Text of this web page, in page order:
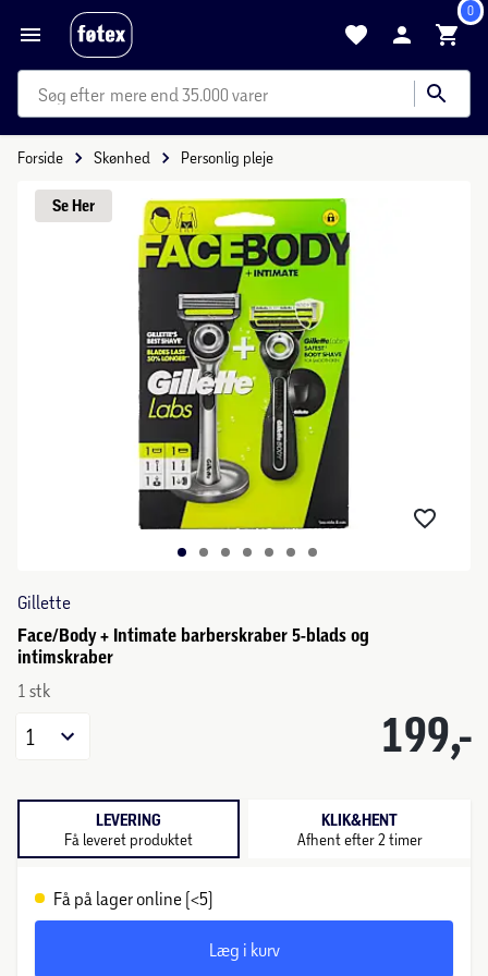
0
mere end 35.000 varer
Forside Skønhed Personlig pleje
Se Her
Gillette
Face/Body + Intimate barberskraber 5-blads og
intimskraber
1 stk
199,-
1
LEVERING
Få leveret produktet
KLIK&HENT
Afhent efter 2 timer
Få på lager online (<5)
Læg i kurv